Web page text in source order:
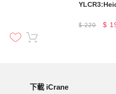
$220 $
下載 iCrane